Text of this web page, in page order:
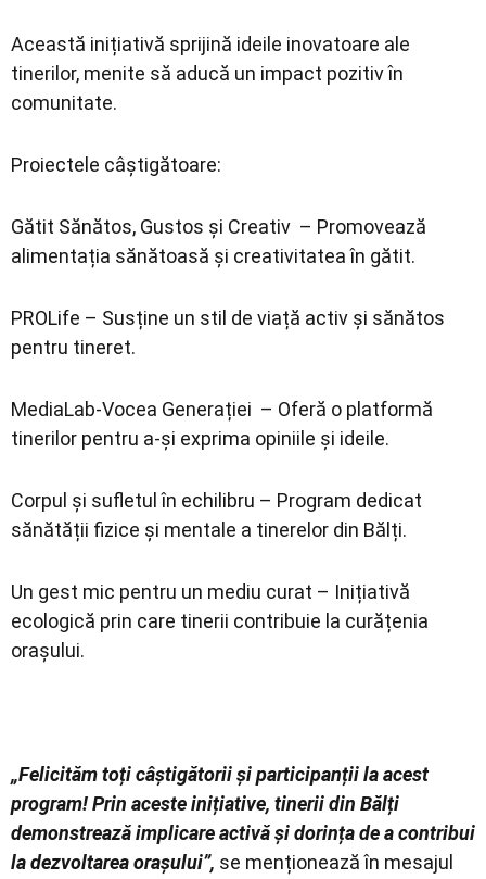
Această inițiativă sprijină ideile inovatoare ale
tinerilor, menite să aducă un impact pozitiv în
comunitate.
Proiectele câștigătoare:
Gătit Sănătos, Gustos și Creativ – Promovează
alimentația sănătoasă și creativitatea în gătit.
PROLife – Susține un stil de viață activ și sănătos
pentru tineret.
MediaLab-Vocea Generației – Oferă o platformă
tinerilor pentru a-și exprima opiniile și ideile.
Corpul și sufletul în echilibru – Program dedicat
sănătății fizice și mentale a tinerelor din Bălți.
Un gest mic pentru un mediu curat – Inițiativă
ecologică prin care tinerii contribuie la curățenia
orașului.
„Felicităm toți câștigătorii și participanții la acest
program! Prin aceste inițiative, tinerii din Bălți
demonstrează implicare activă și dorința de a contribui
la dezvoltarea orașului”, se menționează în mesajul